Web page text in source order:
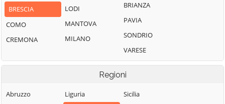
Bresciano
Bedizzole
Berlingo
Berzo Inferiore
Bione
Idro
Incudine
Irma
Isorella
Leno
Pozzolengo
Pralboino
Preseglie
Prevalle
Provaglio d'Iseo
Sabbia
BRESCIA
COMO
CREMONA
LODI
MANTOVA
MILANO
BRIANZA
PAVIA
SONDRIO
VARESE
Regioni
Abruzzo
Liguria
Sicilia